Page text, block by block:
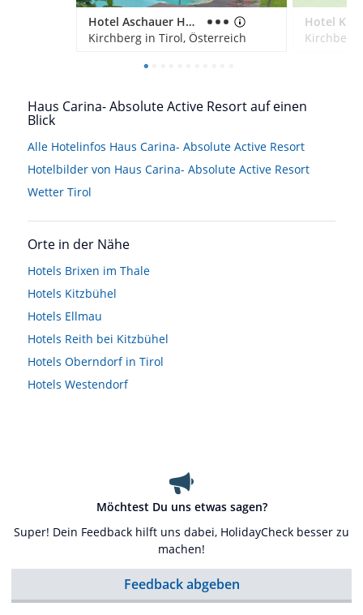
Hotel Aschauer Hof z'Fritzn
Kirchberg in Tirol, Österreich
Hotel
Kirchberg
Haus Carina- Absolute Active Resort auf einen
Blick
Alle Hotelinfos Haus Carina- Absolute Active Resort
Hotelbilder von Haus Carina- Absolute Active Resort
Wetter Tirol
Orte in der Nähe
Hotels Brixen im Thale
Hotels Kitzbühel
Hotels Ellmau
Hotels Reith bei Kitzbühel
Hotels Oberndorf in Tirol
Hotels Westendorf
Möchtest Du uns etwas sagen?
Super! Dein Feedback hilft uns dabei, HolidayCheck besser zu
machen!
Feedback abgeben